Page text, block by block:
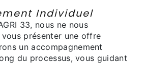
Individuel
33, nous ne nous
présenter une offre
un accompagnement
du processus, vous guidant